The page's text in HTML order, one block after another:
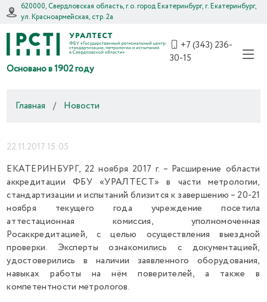
620000, Свердловская область, г.о. город Екатеринбург, г. Екатеринбург,
ул. Красноармейская, стр. 2а
Основано в 1902 году
+7 (343) 236-
30-15
Главная / Новости
22.11.2017 15:05
ЕКАТЕРИНБУРГ, 22 ноября 2017 г. – Расширение области
аккредитации ФБУ «УРАЛТЕСТ» в части метрологии,
стандартизации и испытаний близится к завершению – 20-21
ноября текущего года учреждение посетила
аттестационная комиссия, уполномоченная
Росаккредитацией, с целью осуществления выездной
проверки. Эксперты ознакомились с документацией,
удостоверились в наличии заявленного оборудования,
навыках работы на нём поверителей, а также в
компетентности метрологов.